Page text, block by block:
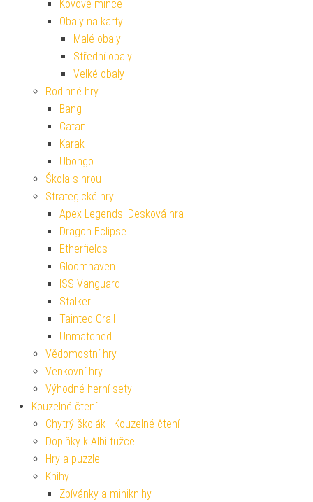
Kovové mince
Obaly na karty
Malé obaly
Střední obaly
Velké obaly
Rodinné hry
Bang
Catan
Karak
Ubongo
Škola s hrou
Strategické hry
Apex Legends: Desková hra
Dragon Eclipse
Etherfields
Gloomhaven
ISS Vanguard
Stalker
Tainted Grail
Unmatched
Vědomostní hry
Venkovní hry
Výhodné herní sety
Kouzelné čtení
Chytrý školák - Kouzelné čtení
Doplňky k Albi tužce
Hry a puzzle
Knihy
Zpívánky a miniknihy